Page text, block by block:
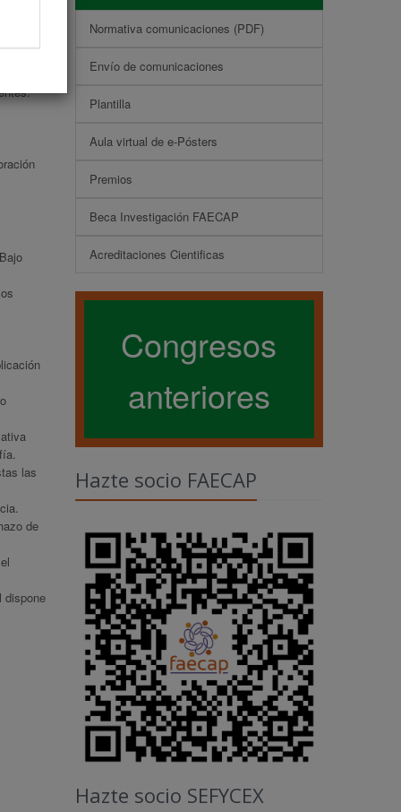
ni
las
de
dispone
Normativa comunicaciones (PDF)
Envío de comunicaciones
Plantilla
Aula virtual de e-Pósters
Premios
Beca Investigación FAECAP
Acreditaciones Cientificas
Congresos
anteriores
Hazte socio FAECAP
Hazte socio SEFYCEX